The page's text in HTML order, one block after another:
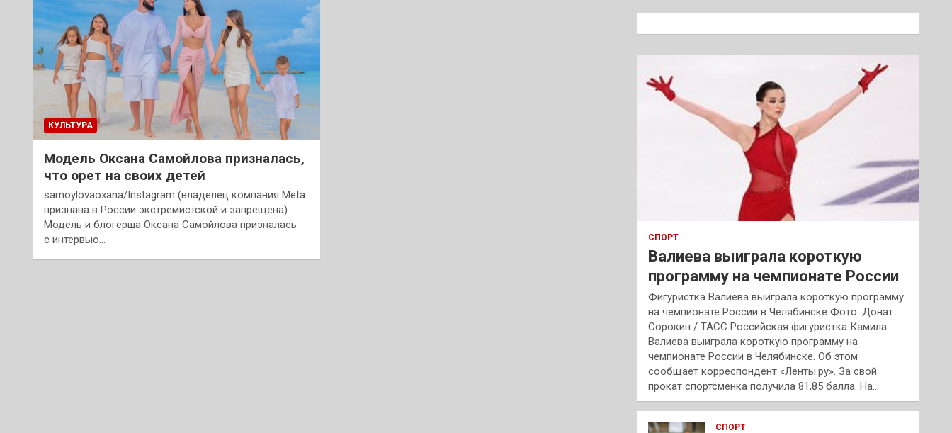
КУЛЬТУРА
Модель Оксана Самойлова призналась,
что орет на своих детей
samoylovaoxana/Instagram (владелец компания Meta
признана в России экстремистской и запрещена)
Модель и блогерша Оксана Самойлова призналась
с интервью…
к
СПОРТ
Валиева выиграла короткую
программу на чемпионате России
Фигуристка Валиева выиграла короткую программу
на чемпионате России в Челябинске Фото: Донат
Сорокин / ТАСС Российская фигуристка Камила
Валиева выиграла короткую программу на
чемпионате России в Челябинске. Об этом
сообщает корреспондент «Ленты.ру». За свой
прокат спортсменка получила 81,85 балла. На…
СПОРТ